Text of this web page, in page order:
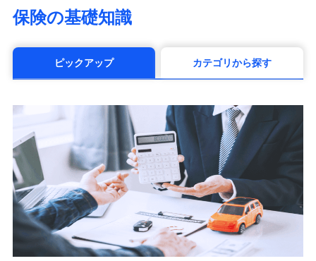
マニュライフ生命保険株式会社
（https://www.manulife.co.jp/）
（https://www.msa-life.co.jp/）
メットライフ生命株式会社(https://www.metlife.co.jp/)
■少額短期保険
株式会社アシロ少額短期保険 (https://kailash.co.jp/)
SBIいきいき少額短期保険会社 (https://www.i-
sedai.com/)
SBIペット少額短期保険株式会社 (https://www.sbipet-
ssi.co.jp/)
SBIリスタ少額短期保険会社
(https://www.jishin.co.jp/)
スマートプラス少額短期保険株式会社
保険の基礎知識
ピックアップ カテゴリから探す